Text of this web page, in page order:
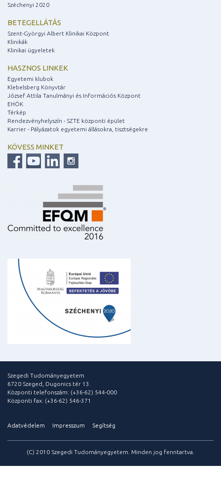
Széchenyi 2020
BETEGELLÁTÁS
Szent-Györgyi Albert Klinikai Központ
Klinikák
Klinikai ügyeletek
HASZNOS LINKEK
Egyetemi klubok
Klebelsberg Könyvtár
József Attila Tanulmányi és Információs Központ
EHÖK
Térkép
Rendezvényhelyszín - SZTE központi épület
Karrier - Pályázatok egyetemi állásokra, tisztségekre
KÖVESS MINKET
Szegedi Tudományegyetem
6720 Szeged, Dugonics tér 13.
Központi telefonszám: (+36-62) 544-000
Központi fax: (+36-62) 546-371
Adatvédelem Impresszum Segítség
(C) 2010 Szegedi Tudományegyetem. Minden jog fenntartva.